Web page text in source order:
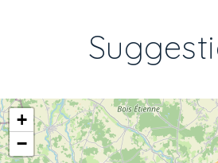
+
−